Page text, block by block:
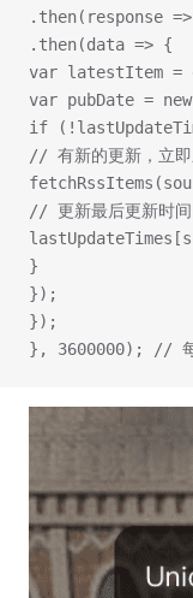
.then(response
.then(data => {
var latestItem =
var pubDate =
if
// 有新的更新，立即
// 更新最后更新时间
}
});
});
}, 3600000); // 每